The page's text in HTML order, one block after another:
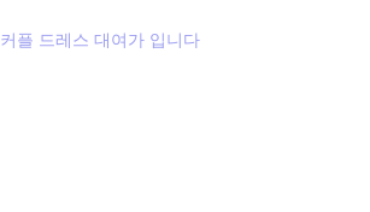
커플 드레스 대여가 입니다